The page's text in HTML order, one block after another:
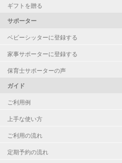
ギフトを贈る
サポーター
ベビーシッターに登録する
家事サポーターに登録する
保育士サポーターの声
ガイド
ご利用例
上手な使い方
ご利用の流れ
定期予約の流れ